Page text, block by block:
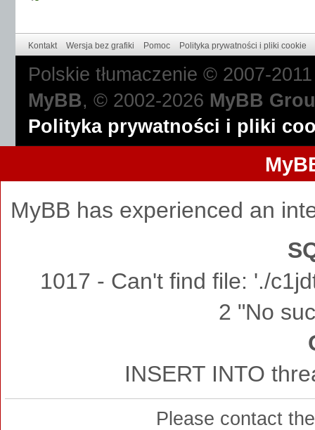
Kontakt Wersja bez grafiki Pomoc Polityka prywatności i pliki cookie
Polskie tłumaczenie © 2007-
MyBB, © 2002-2026 MyBB
Polityka prywatności i pliki
MyBB has experienced an
1017 - Can't find file: './
2 "No
INSERT INTO
Please contact